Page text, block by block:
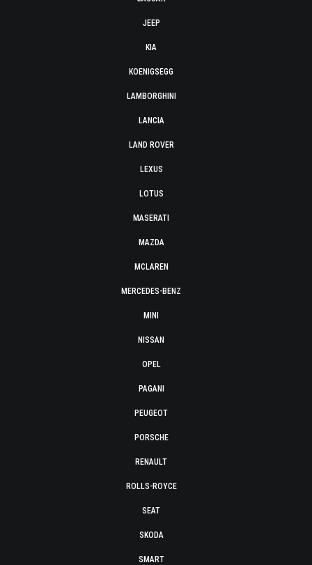
JEEP
KIA
KOENIGSEGG
LAMBORGHINI
LANCIA
LAND ROVER
LEXUS
LOTUS
MASERATI
MAZDA
MCLAREN
MERCEDES-BENZ
MINI
NISSAN
OPEL
PAGANI
PEUGEOT
PORSCHE
RENAULT
ROLLS-ROYCE
SEAT
SKODA
SMART